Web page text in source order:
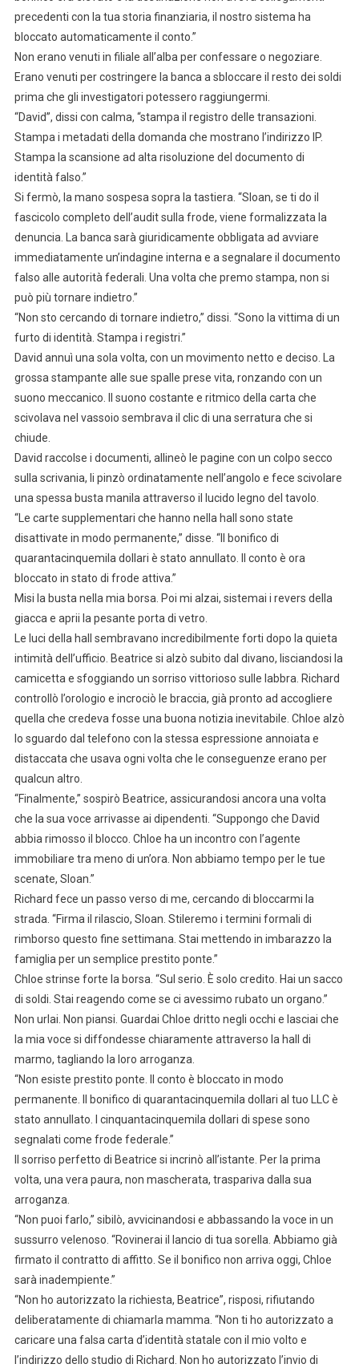
precedenti con la tua storia finanziaria, il nostro sistema ha
bloccato automaticamente il conto.”
Non erano venuti in filiale all’alba per confessare o negoziare.
Erano venuti per costringere la banca a sbloccare il resto dei soldi
prima che gli investigatori potessero raggiungermi.
“David”, dissi con calma, “stampa il registro delle transazioni.
Stampa i metadati della domanda che mostrano l’indirizzo IP.
Stampa la scansione ad alta risoluzione del documento di
identità falso.”
Si fermò, la mano sospesa sopra la tastiera. “Sloan, se ti do il
fascicolo completo dell’audit sulla frode, viene formalizzata la
denuncia. La banca sarà giuridicamente obbligata ad avviare
immediatamente un’indagine interna e a segnalare il documento
falso alle autorità federali. Una volta che premo stampa, non si
può più tornare indietro.”
“Non sto cercando di tornare indietro,” dissi. “Sono la vittima di un
furto di identità. Stampa i registri.”
David annuì una sola volta, con un movimento netto e deciso. La
grossa stampante alle sue spalle prese vita, ronzando con un
suono meccanico. Il suono costante e ritmico della carta che
scivolava nel vassoio sembrava il clic di una serratura che si
chiude.
David raccolse i documenti, allineò le pagine con un colpo secco
sulla scrivania, li pinzò ordinatamente nell’angolo e fece scivolare
una spessa busta manila attraverso il lucido legno del tavolo.
“Le carte supplementari che hanno nella hall sono state
disattivate in modo permanente,” disse. “Il bonifico di
quarantacinquemila dollari è stato annullato. Il conto è ora
bloccato in stato di frode attiva.”
Misi la busta nella mia borsa. Poi mi alzai, sistemai i revers della
giacca e aprii la pesante porta di vetro.
Le luci della hall sembravano incredibilmente forti dopo la quieta
intimità dell’ufficio. Beatrice si alzò subito dal divano, lisciandosi la
camicetta e sfoggiando un sorriso vittorioso sulle labbra. Richard
controllò l’orologio e incrociò le braccia, già pronto ad accogliere
quella che credeva fosse una buona notizia inevitabile. Chloe alzò
lo sguardo dal telefono con la stessa espressione annoiata e
distaccata che usava ogni volta che le conseguenze erano per
qualcun altro.
“Finalmente,” sospirò Beatrice, assicurandosi ancora una volta
che la sua voce arrivasse ai dipendenti. “Suppongo che David
abbia rimosso il blocco. Chloe ha un incontro con l’agente
immobiliare tra meno di un’ora. Non abbiamo tempo per le tue
scenate, Sloan.”
Richard fece un passo verso di me, cercando di bloccarmi la
strada. “Firma il rilascio, Sloan. Stileremo i termini formali di
rimborso questo fine settimana. Stai mettendo in imbarazzo la
famiglia per un semplice prestito ponte.”
Chloe strinse forte la borsa. “Sul serio. È solo credito. Hai un sacco
di soldi. Stai reagendo come se ci avessimo rubato un organo.”
Non urlai. Non piansi. Guardai Chloe dritto negli occhi e lasciai che
la mia voce si diffondesse chiaramente attraverso la hall di
marmo, tagliando la loro arroganza.
“Non esiste prestito ponte. Il conto è bloccato in modo
permanente. Il bonifico di quarantacinquemila dollari al tuo LLC è
stato annullato. I cinquantacinquemila dollari di spese sono
segnalati come frode federale.”
Il sorriso perfetto di Beatrice si incrinò all’istante. Per la prima
volta, una vera paura, non mascherata, traspariva dalla sua
arroganza.
“Non puoi farlo,” sibilò, avvicinandosi e abbassando la voce in un
sussurro velenoso. “Rovinerai il lancio di tua sorella. Abbiamo già
firmato il contratto di affitto. Se il bonifico non arriva oggi, Chloe
sarà inadempiente.”
“Non ho autorizzato la richiesta, Beatrice”, risposi, rifiutando
deliberatamente di chiamarla mamma. “Non ti ho autorizzato a
caricare una falsa carta d’identità statale con il mio volto e
l’indirizzo dello studio di Richard. Non ho autorizzato l’invio di